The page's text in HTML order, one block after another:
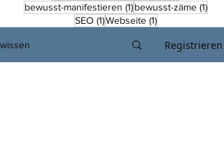
bewusst-manifestieren (1)1 Beitrag
bewusst-zäme (1)1
SEO (1)1 Beitrag
Webseite (1)1 Beitrag
wissen Registrieren